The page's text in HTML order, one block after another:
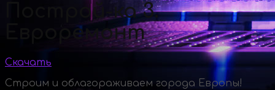
Построй-ка 3.
Евроремонт
Скачать
Строим и облагораживаем города Европы!